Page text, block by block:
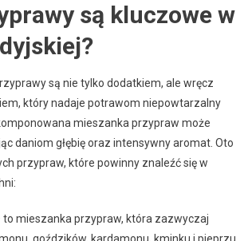
są kluczowe w
są nie tylko dodatkiem, ale wręcz
który nadaje potrawom niepowtarzalny
mieszanka przypraw może
daniom głębię oraz intensywny aromat. Oto
przypraw, które powinny znaleźć się w
to mieszanka przypraw, która zazwyczaj